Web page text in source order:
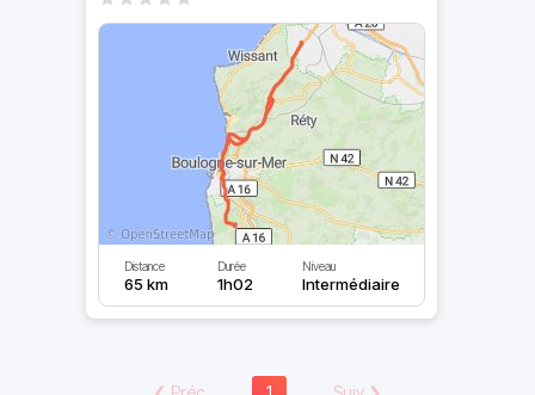
Distance
65 km
Durée
1h02
Niveau
Intermédiaire